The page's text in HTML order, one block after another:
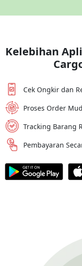
Kelebihan
Cek Ongkir dan
Proses Order
Tracking Barang
Pembayaran